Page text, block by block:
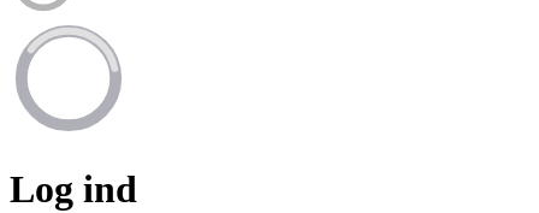
Log ind